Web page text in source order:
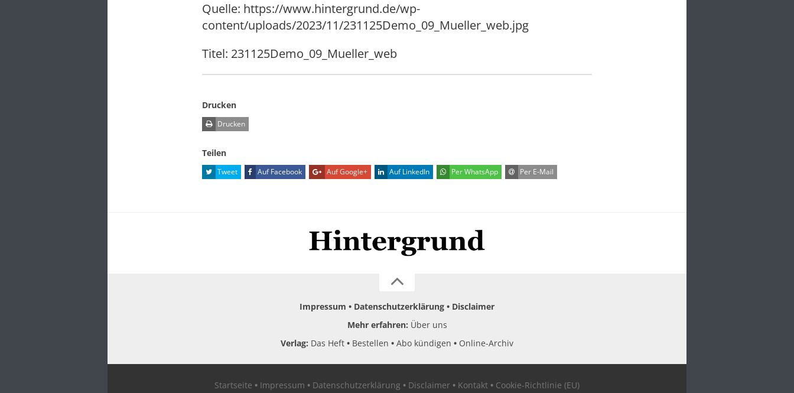
Quelle: https://www.hintergrund.de/wp-
content/uploads/2023/11/231125Demo_09_Mueller_web.jpg
Titel: 231125Demo_09_Mueller_web
Drucken
Drucken
Teilen
Tweet Auf Facebook Auf Google+ Auf LinkedIn Per WhatsApp Per E-Mail
Impressum Datenschutzerklärung
Disclaimer
Mehr erfahren: Über uns
Verlag: Das Heft Bestellen Abo kündigen Online-Archiv
Startseite Impressum Datenschutzerklärung Disclaimer Kontakt Cookie-Richtlinie (EU)